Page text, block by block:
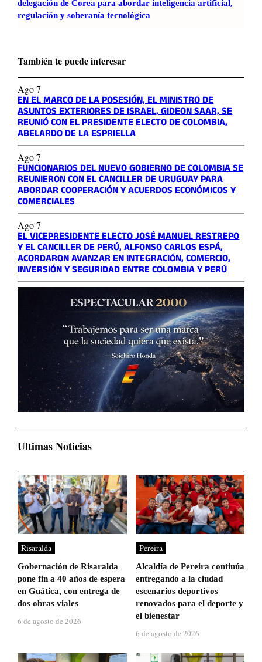
delegación de Corea para abordar inteligencia artificial,
regulación y soberanía tecnológica
También te puede interesar
Ago 7
EN EL MARCO DE LA POSESIÓN, EL MINISTRO DE
ASUNTOS EXTERIORES DE ISRAEL, GIDEON SAAR, SE
REUNIÓ CON EL PRESIDENTE ELECTO DE COLOMBIA,
ABELARDO DE LA ESPRIELLA
Ago 7
FUNCIONARIOS DEL NUEVO GOBIERNO DE COLOMBIA SE
REUNIERON CON EL CANCILLER DE URUGUAY PARA
ABORDAR COOPERACIÓN Y ACUERDOS ECONÓMICOS Y
COMERCIALES
Ago 7
EL VICEPRESIDENTE ELECTO JOSÉ MANUEL RESTREPO
Y EL CANCILLER DE PERÚ, ALFONSO CARLOS ESPÁ,
ACORDARON AVANZAR EN INTEGRACIÓN, COMERCIO,
INVERSIÓN Y SEGURIDAD ENTRE COLOMBIA Y PERÚ
Ultimas Noticias
Risaralda
Gobernación de Risaralda
pone fin a 40 años de espera
en Guática, con entrega de
dos obras viales
6 de agosto de 2026
Pereira
Alcaldía de Pereira continúa
entregando a la ciudad
escenarios deportivos
renovados para el deporte y
el bienestar
6 de agosto de 2026